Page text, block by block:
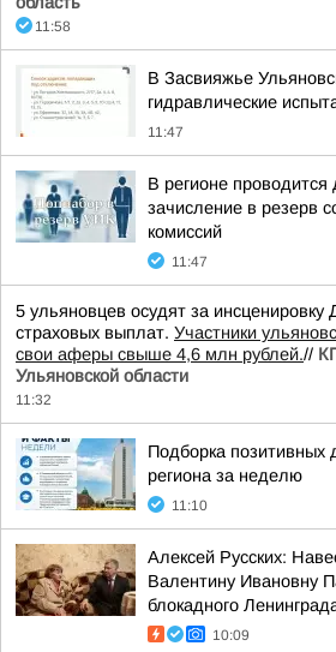
11:58
В Засвияжье
гидравлические
11:47
В регионе
зачисление в резерв
комиссий
11:47
5 ульяновцев осудят за
страховых выплат. Участники
свои аферы свыше 4,6 млн рублей.//
Ульяновской области
11:32
Подборка позитивных
региона за неделю
11:10
Алексей Русских:
Валентину Ивановну
блокадного
10:09